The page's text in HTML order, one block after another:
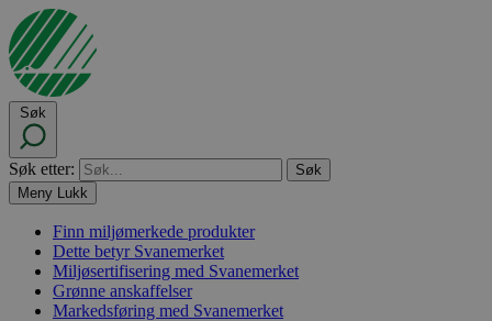
Søk
Søk etter:
Meny Lukk
Finn miljømerkede produkter
Dette betyr Svanemerket
Miljøsertifisering med Svanemerket
Grønne anskaffelser
Markedsføring med Svanemerket